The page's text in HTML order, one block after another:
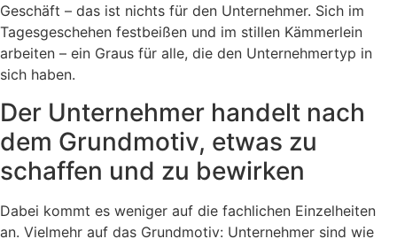
Geschäft – das ist nichts für den Unternehmer. Sich im
Tagesgeschehen festbeißen und im stillen Kämmerlein
arbeiten – ein Graus für alle, die den Unternehmertyp in
sich haben.
Der Unternehmer handelt nach
dem Grundmotiv, etwas zu
schaffen und zu bewirken
Dabei kommt es weniger auf die fachlichen Einzelheiten
an. Vielmehr auf das Grundmotiv: Unternehmer sind wie